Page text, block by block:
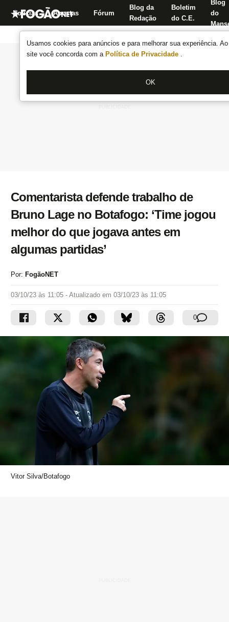
Usamos cookies para anúncios e para melhorar sua experiência.
site você concorda com a Política de Privacidade .
OK
Notícias Apostas Fórum
Blog da
Redação
Boletim
do C.E.
Blog
do
Comentarista defende trabalho de
Bruno Lage no Botafogo: ‘Time jogou
melhor do que jogava antes em
algumas partidas’
Por: FogãoNET
03/10/23 às 11:05 - Atualizado em 03/10/23 às 11:05
0
Vitor Silva/Botafogo